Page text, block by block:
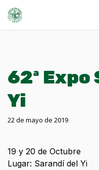
62ª
Yi
22 de mayo de 2019
19 y 20 de Octubre
Lugar: Sarandí del Yi